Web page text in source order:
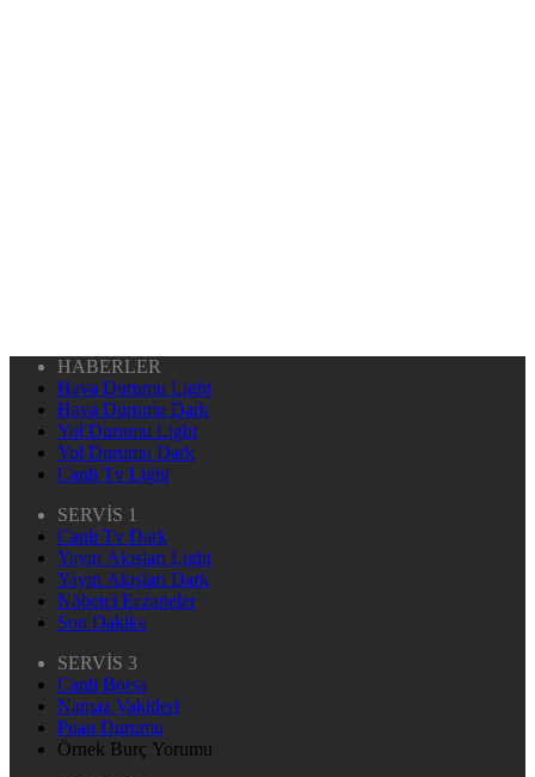
HABERLER
Hava Durumu Light
Hava Durumu Dark
Yol Durumu Light
Yol Durumu Dark
Canlı Tv Light
SERVİS 1
Canlı Tv Dark
Yayın Akışları Light
Yayın Akışları Dark
Nöbetçi Eczaneler
Son Dakika
SERVİS 3
Canlı Borsa
Namaz Vakitleri
Puan Durumu
Örnek Burç Yorumu